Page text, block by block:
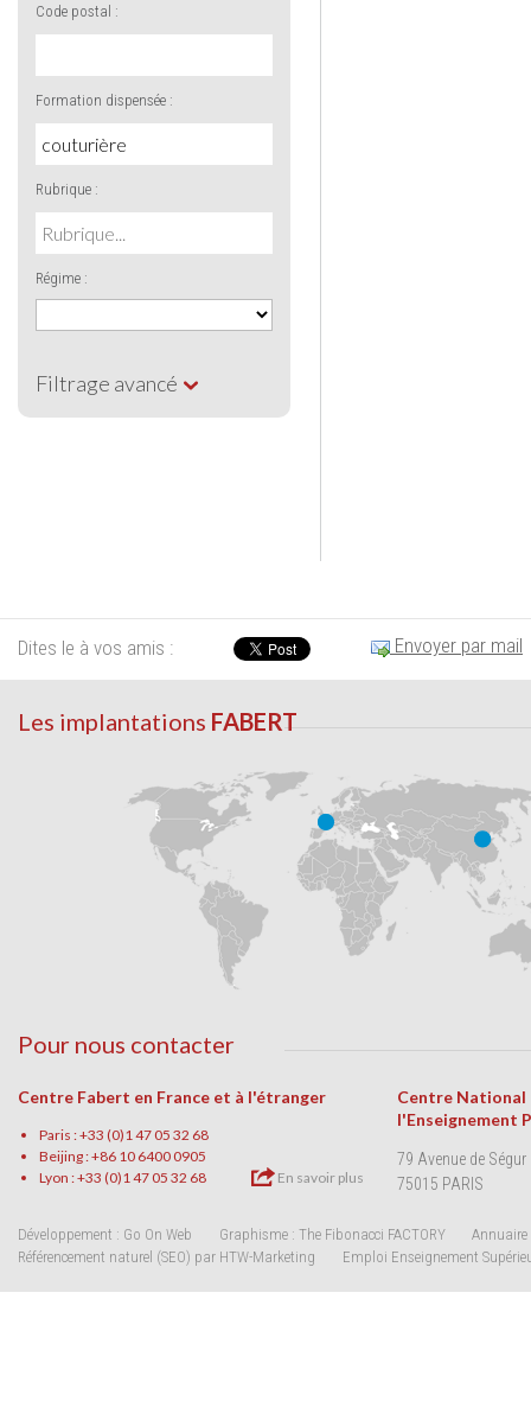
Code postal :
Formation dispensée :
Rubrique :
Régime :
Filtrage avancé
Dites le à vos amis : Envoyer par mail
Les implantations FABERT
Pour nous contacter
Centre Fabert en France et à l'étranger
Paris : +33 (0)1 47 05 32 68
Beijing : +86 10 6400 0905
Lyon : +33 (0)1 47 05 32 68
En savoir plus
Centre National
l'Enseignement
79 Avenue de Ségur
75015 PARIS
Développement : Go On Web Graphisme : The Fibonacci FACTORY
Annuaire
Référencement naturel (SEO) par HTW-Marketing
Emploi Enseignement